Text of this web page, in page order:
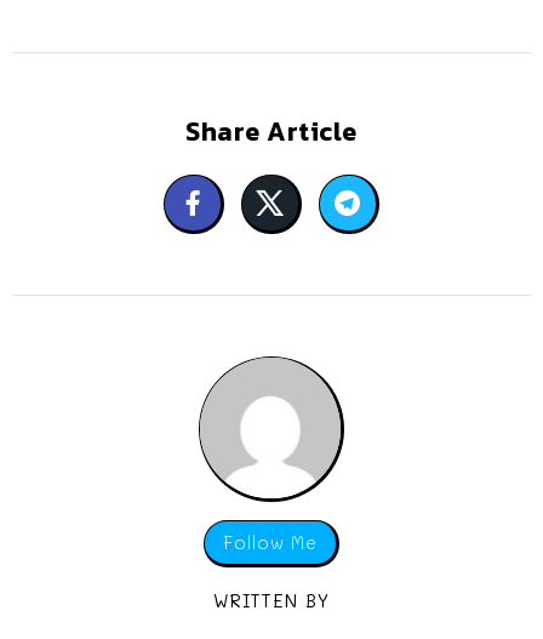
Share Article
Follow Me
WRITTEN BY